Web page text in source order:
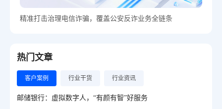
精准打击治理电信诈骗，覆盖公安反诈业务全链条
热门文章
客户案例 行业干货 行业资讯
邮储银行：虚拟数字人，“有颜有智”好服务